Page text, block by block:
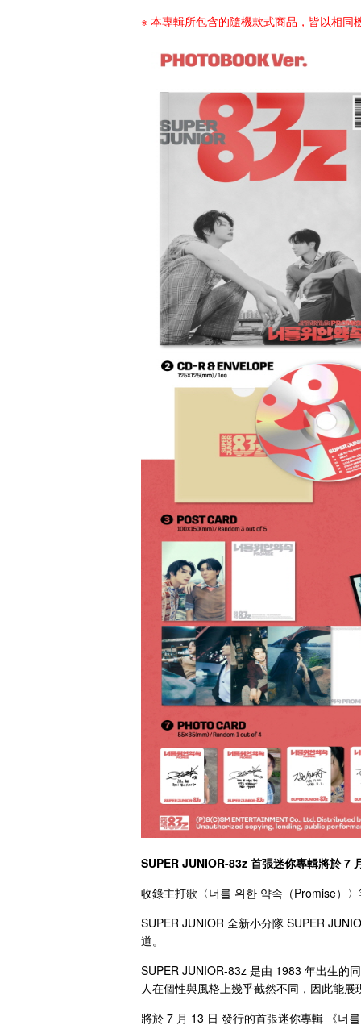
※ 本專輯所包含的隨機款式商品，皆以相同
SUPER JUNIOR-83z 首張迷你專輯將於 7
收錄主打歌〈너를 위한 약속（Promise）
SUPER JUNIOR 全新小分隊 SUPER
道。
SUPER JUNIOR-83z 是由 1983 年出生的
人在個性與風格上幾乎截然不同，因此能
將於 7 月 13 日 發行的首張迷你專輯 《너